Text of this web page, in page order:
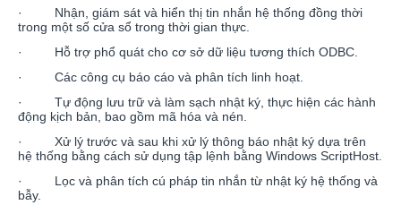
· Nhận, giám sát và hiển thị tin nhắn hệ thống đồng thời
trong một số cửa sổ trong thời gian thực.
· Hỗ trợ phổ quát cho cơ sở dữ liệu tương thích ODBC.
· Các công cụ báo cáo và phân tích linh hoạt.
· Tự động lưu trữ và làm sạch nhật ký, thực hiện các hành
động kịch bản, bao gồm mã hóa và nén.
· Xử lý trước và sau khi xử lý thông báo nhật ký dựa trên
hệ thống bằng cách sử dụng tập lệnh bằng Windows ScriptHost.
· Lọc và phân tích cú pháp tin nhắn từ nhật ký hệ thống và
bẫy.